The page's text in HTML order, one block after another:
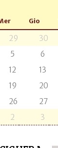
Gio
29 30
5 6
12 13
19 20
26 27
2 3